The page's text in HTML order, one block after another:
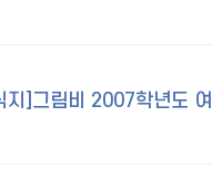
지]그림비 2007학년도